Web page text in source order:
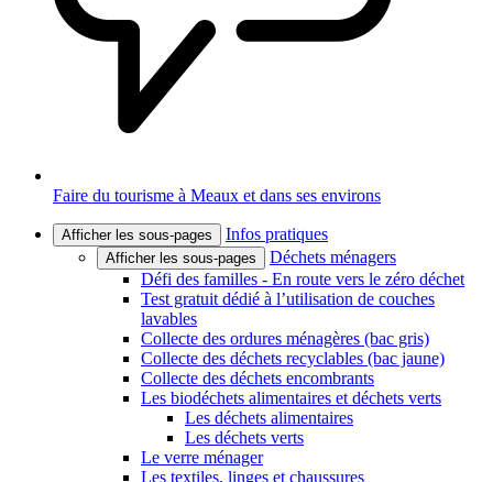
Faire du tourisme à Meaux et dans ses environs
Afficher les sous-pages Infos pratiques
Afficher les sous-pages
Déchets ménagers
Défi des familles - En route vers le zéro déchet
Test gratuit dédié à l’utilisation de couches
lavables
Collecte des ordures ménagères (bac gris)
Collecte des déchets recyclables (bac jaune)
Collecte des déchets encombrants
Les biodéchets alimentaires et déchets verts
Les déchets alimentaires
Les déchets verts
Le verre ménager
Les textiles, linges et chaussures